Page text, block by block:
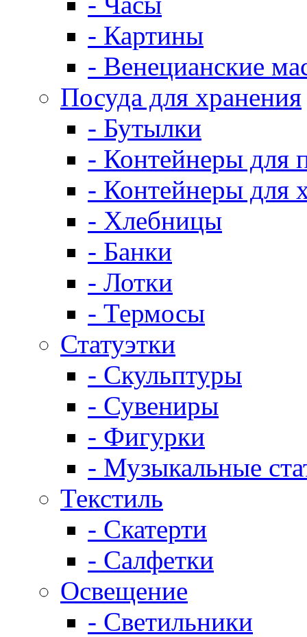
- Картины
- Венецианские
Посуда для хранения
- Бутылки
- Контейнеры для
- Контейнеры для
- Хлебницы
- Банки
- Лотки
- Термосы
Статуэтки
- Скульптуры
- Сувениры
- Фигурки
- Музыкальные
Текстиль
- Скатерти
- Салфетки
Освещение
- Светильники